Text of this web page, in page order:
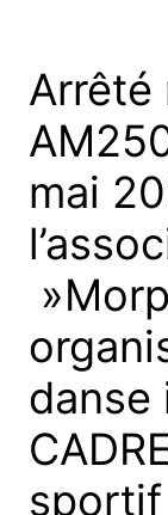
Arrêté
mai
danse
sportif